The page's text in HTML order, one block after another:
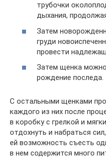
трубочки
дыхания,
Затем
груди
провести
Затем щенка
рождение последа.
С остальными щенками
каждого из них после
в коробку с грелкой и
отдохнуть и набраться
ей возможность съесть
в нем содержится много